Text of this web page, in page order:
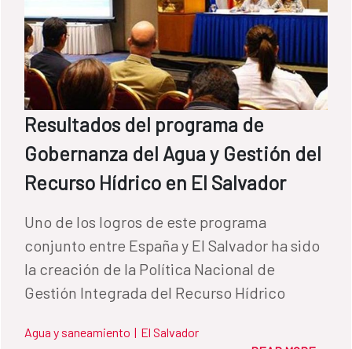
Resultados del programa de
Gobernanza del Agua y Gestión del
Recurso Hídrico en El Salvador
Uno de los logros de este programa
conjunto entre España y El Salvador ha sido
la creación de la Política Nacional de
Gestión Integrada del Recurso Hídrico
Agua y saneamiento | El Salvador